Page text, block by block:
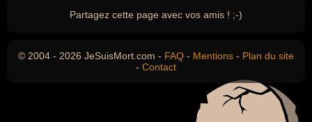
Partagez cette page avec vos amis ! ;-)
© 2004 - 2026 JeSuisMort.com - FAQ - Mentions - Plan du site
- Contact